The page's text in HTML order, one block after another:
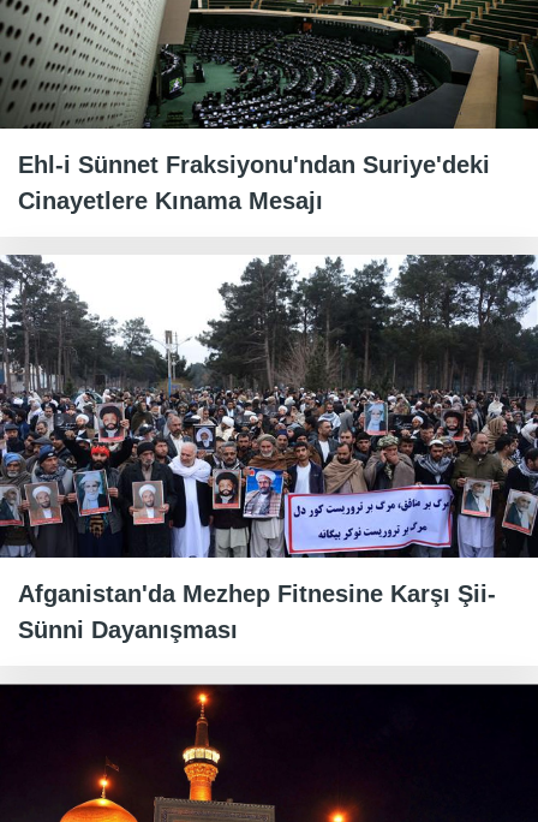
Ehl-i Sünnet Fraksiyonu'ndan Suriye'deki
Cinayetlere Kınama Mesajı
Afganistan'da Mezhep Fitnesine Karşı Şii-
Sünni Dayanışması